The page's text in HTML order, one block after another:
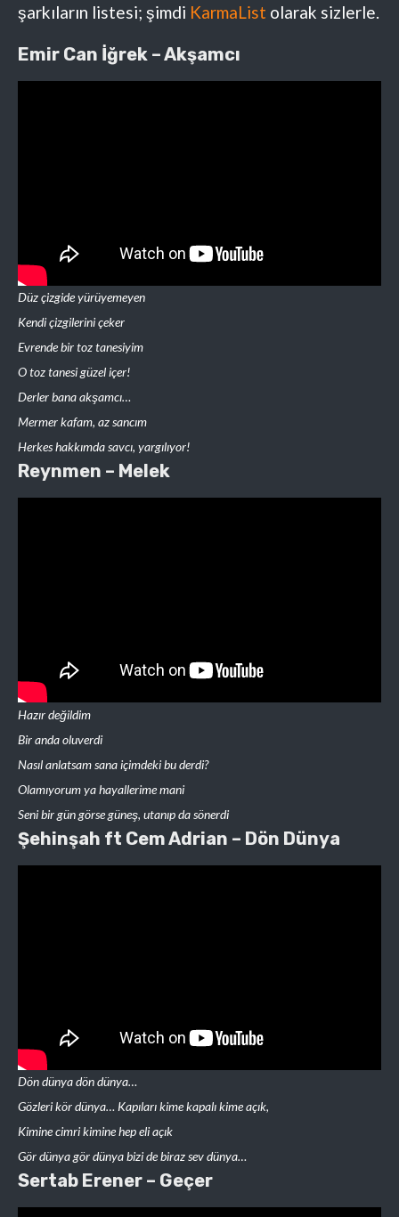
şarkıların listesi; şimdi KarmaList olarak sizlerle.
Emir Can İğrek – Akşamcı
Düz çizgide yürüyemeyen
Kendi çizgilerini çeker
Evrende bir toz tanesiyim
O toz tanesi güzel içer!
Derler bana akşamcı…
Mermer kafam, az sancım
Herkes hakkımda savcı, yargılıyor!
Reynmen – Melek
Hazır değildim
Bir anda oluverdi
Nasıl anlatsam sana içimdeki bu derdi?
Olamıyorum ya hayallerime mani
Seni bir gün görse güneş, utanıp da sönerdi
Şehinşah ft Cem Adrian – Dön Dünya
Dön dünya dön dünya…
Gözleri kör dünya… Kapıları kime kapalı kime açık,
Kimine cimri kimine hep eli açık
Gör dünya gör dünya bizi de biraz sev dünya…
Sertab Erener – Geçer